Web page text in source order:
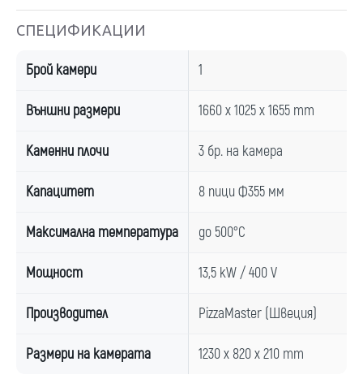
СПЕЦИФИКАЦИИ
Брой камери 1
Външни размери 1660 x 1025 x 1655 mm
Каменни плочи 3 бр. на камера
Капацитет 8 пици Ф355 мм
Максимална температура до 500°C
Мощност 13,5 kW / 400 V
Производител PizzaMaster (Швеция)
Размери на камерата 1230 x 820 x 210 mm